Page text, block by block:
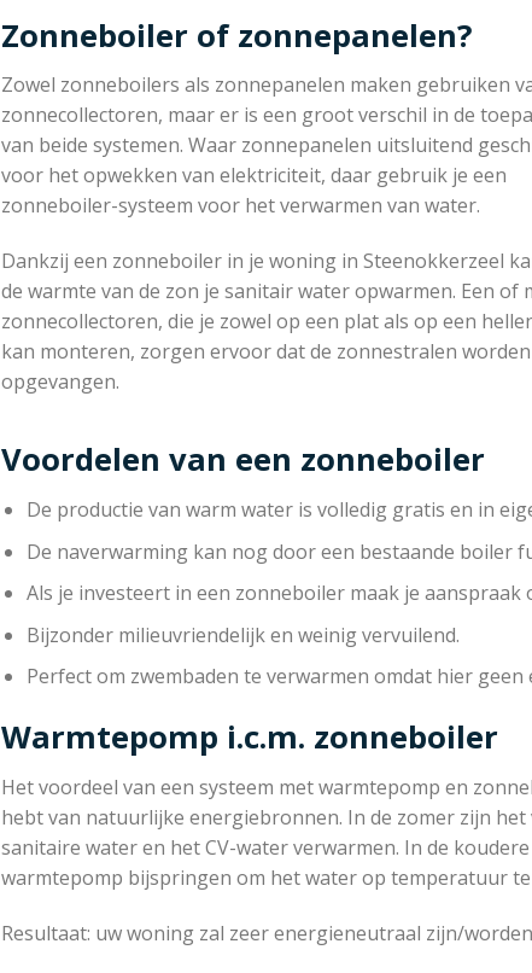
Zonneboiler of zonnepanelen?
Zowel zonneboilers als zonnepanelen maken gebruiken
zonnecollectoren, maar er is een groot verschil in de
van beide systemen. Waar zonnepanelen uitsluitend
voor het opwekken van elektriciteit, daar gebruik je een
zonneboiler-systeem voor het verwarmen van water.
Dankzij een zonneboiler in je woning in Steenokkerzeel
de warmte van de zon je sanitair water opwarmen. Een of
zonnecollectoren, die je zowel op een plat als op een
kan monteren, zorgen ervoor dat de zonnestralen worden
opgevangen.
Voordelen van een zonneboiler
De productie van warm water is volledig gratis en in
De naverwarming kan nog door een bestaande boiler
Als je investeert in een zonneboiler maak je aanspraak
Bijzonder milieuvriendelijk en weinig vervuilend.
Perfect om zwembaden te verwarmen omdat hier
Warmtepomp i.c.m. zonneboiler
Het voordeel van een systeem met warmtepomp en
hebt van natuurlijke energiebronnen. In de zomer zijn
sanitaire water en het CV-water verwarmen. In de
warmtepomp bijspringen om het water op temperatuur
Resultaat: uw woning zal zeer energieneutraal zijn/